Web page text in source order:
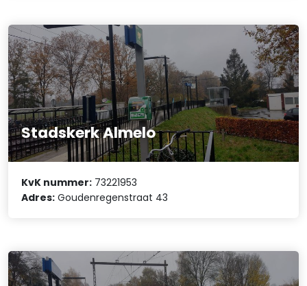
Stadskerk Almelo
KvK nummer: 73221953
Adres: Goudenregenstraat 43